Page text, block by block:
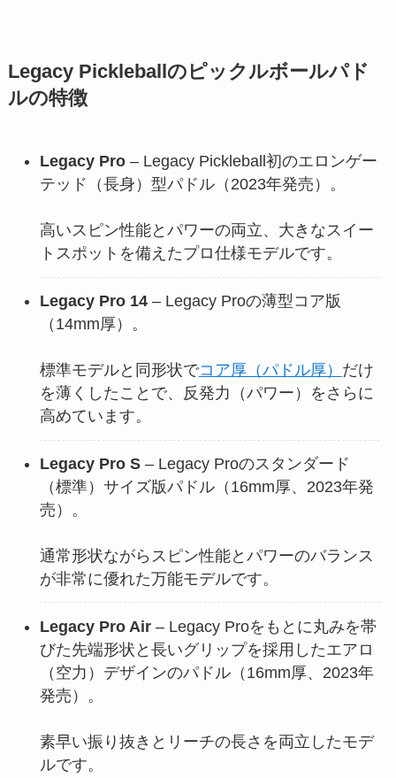
Legacy Pickleballのピックルボールパド
ルの特徴
Legacy Pro– Legacy Pickleball初のエロンゲー
テッド（長身）型パドル（2023年発売）。
高いスピン性能とパワーの両立、大きなスイー
トスポットを備えたプロ仕様モデルです。
Legacy Pro 14– Legacy Proの薄型コア版
（14mm厚）。
標準モデルと同形状でコア厚（パドル厚） だけ
を薄くしたことで、反発力（パワー）をさらに
高めています。
Legacy Pro S– Legacy Proのスタンダード
（標準）サイズ版パドル（16mm厚、2023年発
売）。
通常形状ながらスピン性能とパワーのバランス
が非常に優れた万能モデルです。
Legacy Pro Air– Legacy Proをもとに丸みを帯
びた先端形状と長いグリップを採用したエアロ
（空力）デザインのパドル（16mm厚、2023年
発売）。
素早い振り抜きとリーチの長さを両立したモデ
ルです。